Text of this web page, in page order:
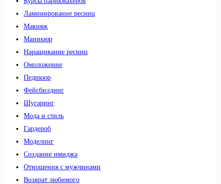
Ламинирование ресниц
Макияж
Маникюр
Наращивание ресниц
Омоложение
Педикюр
Фейсбилдинг
Шугаринг
Мода и стиль
Гардероб
Моделинг
Создание имиджа
Отношения с мужчинами
Возврат любимого